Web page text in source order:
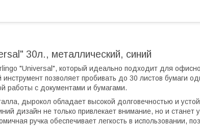
30л., металлический, синий
"Universal", который идеально подходит для
позволяет пробивать до 30 листов бумаги
работы с документами и бумагами.
дырокол обладает высокой долговечностью и
дизайн не только привлекает внимание, но и станет
ручка обеспечивает легкость в использовании,